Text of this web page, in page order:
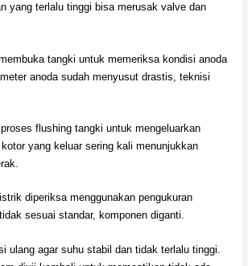
yang terlalu tinggi bisa merusak valve dan
tangki untuk memeriksa kondisi anoda
anoda sudah menyusut drastis, teknisi
flushing tangki untuk mengeluarkan
yang keluar sering kali menunjukkan
diperiksa menggunakan pengukuran
sesuai standar, komponen diganti.
ulang agar suhu stabil dan tidak terlalu tinggi.